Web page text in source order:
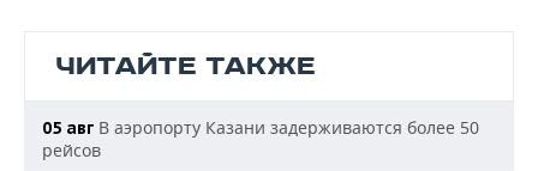
ЧИТАЙТЕ ТАКЖЕ
05 авг В аэропорту Казани задерживаются более 50
рейсов